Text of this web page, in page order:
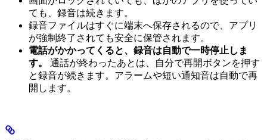
ても、録音は続きます。
録音ファイルはすぐに端末へ保存されるので、アプリ
が強制終了されても安全に保管されます。
電話がかかってくると、録音は自動で一時停止しま
す。
通話が終わったあとは、自分で再開ボタンを押す
と録音が続きます。アラームや短い通知音は自動で再
開します。